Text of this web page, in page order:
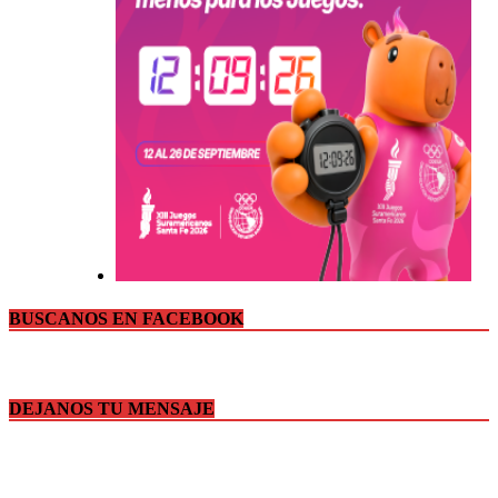
BUSCANOS EN FACEBOOK
DEJANOS TU MENSAJE